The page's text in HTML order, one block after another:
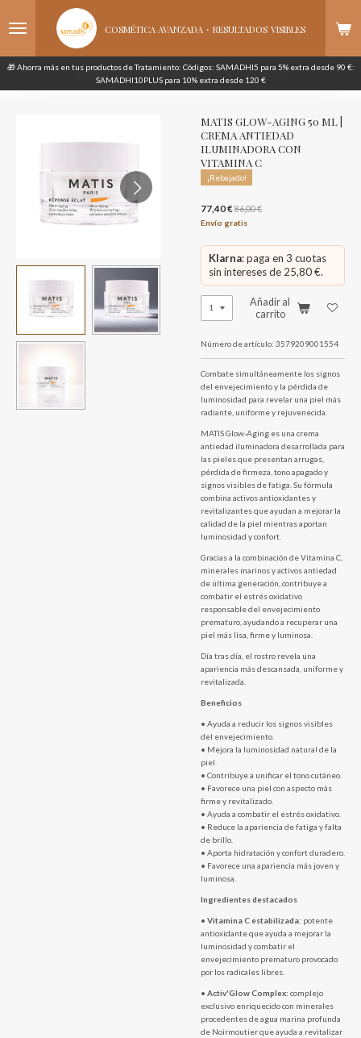
al
COSMÉTICA AVANZADA· RESULTADOS VISIBLES
🎁 Ahorra más en tus productos de Tratamiento: Códigos: SAMADHI5 para 5% extra desde 90 €:
SAMADHI10PLUS para 10% extra desde 120 €
MATIS GLOW-AGING 50 ML |
CREMA ANTIEDAD
ILUMINADORA CON
VITAMINA C
¡Rebajado!
77,40 € 86,00 €
Envío gratis
Klarna: paga en 3 cuotas
sin intereses de 25,80 €.
Añadir al
carrito
Número de artículo: 3579209001554
Combate simultáneamente los signos
del envejecimiento y la pérdida de
luminosidad para revelar una piel más
radiante, uniforme y rejuvenecida.
MATIS Glow-Aging es una crema
antiedad iluminadora desarrollada para
las pieles que presentan arrugas,
pérdida de firmeza, tono apagado y
signos visibles de fatiga. Su fórmula
combina activos antioxidantes y
revitalizantes que ayudan a mejorar la
calidad de la piel mientras aportan
luminosidad y confort.
Gracias a la combinación de Vitamina C,
minerales marinos y activos antiedad
de última generación, contribuye a
combatir el estrés oxidativo
responsable del envejecimiento
prematuro, ayudando a recuperar una
piel más lisa, firme y luminosa.
Día tras día, el rostro revela una
apariencia más descansada, uniforme y
revitalizada.
Beneficios
• Ayuda a reducir los signos visibles
del envejecimiento.
• Mejora la luminosidad natural de la
piel.
• Contribuye a unificar el tono cutáneo.
• Favorece una piel con aspecto más
firme y revitalizado.
• Ayuda a combatir el estrés oxidativo.
• Reduce la apariencia de fatiga y falta
de brillo.
• Aporta hidratación y confort duradero.
• Favorece una apariencia más joven y
luminosa.
Ingredientes destacados
• Vitamina C estabilizada: potente
antioxidante que ayuda a mejorar la
luminosidad y combatir el
envejecimiento prematuro provocado
por los radicales libres.
• Activ'Glow Complex: complejo
exclusivo enriquecido con minerales
procedentes de agua marina profunda
de Noirmoutier que ayuda a revitalizar